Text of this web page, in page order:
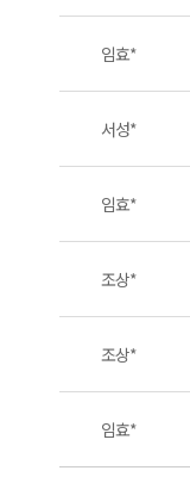
임효*
서성*
임효*
조상*
조상*
임효*